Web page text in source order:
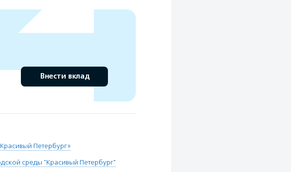
Внести вклад
Петербург»
среды "Красивый Петербург"